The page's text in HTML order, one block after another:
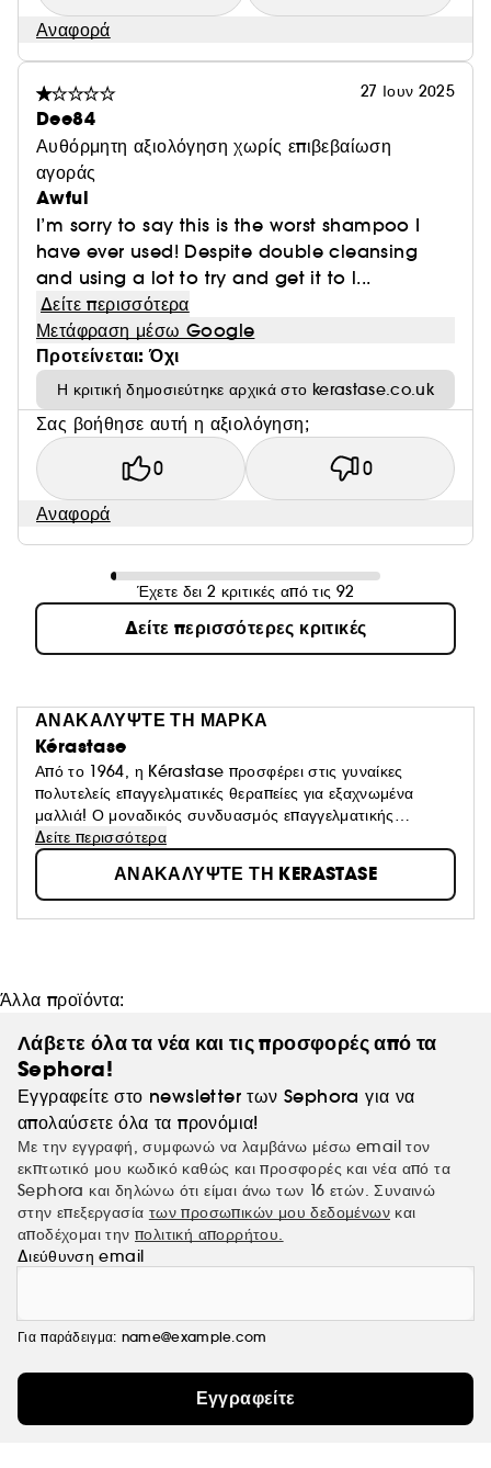
Αναφορά
27 Ιουν 2025
Dee84
Αυθόρμητη αξιολόγηση χωρίς επιβεβαίωση
αγοράς
Awful
I’m sorry to say this is the worst shampoo I
have ever used! Despite double cleansing
and using a lot to try and get it to l...
Δείτε περισσότερα
Μετάφραση μέσω Google
Προτείνεται: Όχι
Η κριτική δημοσιεύτηκε αρχικά στο kerastase.co.uk
Σας βοήθησε αυτή η αξιολόγηση;
0 0
Αναφορά
Έχετε δει 2 κριτικές από τις 92
Δείτε περισσότερες κριτικές
ΑΝΑΚΑΛΥΨΤΕ ΤΗ ΜΑΡΚΑ
Kérastase
Από το 1964, η Kérastase προσφέρει στις γυναίκες
πολυτελείς επαγγελματικές θεραπείες για εξαχνωμένα
μαλλιά! Ο μοναδικός συνδυασμός επαγγελματικής
τεχνογνωσίας κομμωτικής και το καλύτερο της L'Oréal
Advanced Research, επιτρέπει σε κάθε γυναίκα να
προσφέρει ένα προσαρμοσμένο πρωτόκολλο θεραπείας
που θα της δώσει μια μοναδική εμπειρία και θα
αποκαλύψει όλη τη λάμψη των μαλλιών της.
Δείτε περισσότερα
ΑΝΑΚΑΛΥΨΤΕ ΤΗ KERASTASE
Άλλα προϊόντα:
Λάβετε όλα τα νέα και τις προσφορές από τα
Sephora!
Εγγραφείτε στο newsletter των Sephora για να
απολαύσετε όλα τα προνόμια!
Με την εγγραφή, συμφωνώ να λαμβάνω μέσω email τον
εκπτωτικό μου κωδικό καθώς και προσφορές και νέα από τα
Sephora και δηλώνω ότι είμαι άνω των 16 ετών. Συναινώ
στην επεξεργασία των προσωπικών μου δεδομένων και
αποδέχομαι την πολιτική απορρήτου.
Διεύθυνση email
Για παράδειγμα: name@example.com
Εγγραφείτε